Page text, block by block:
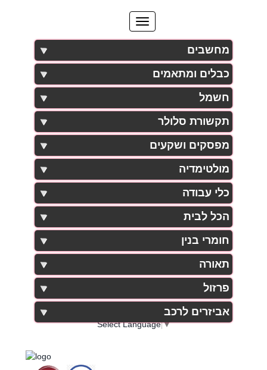
מחשבים
כבלים ומתאמים
חשמל
תקשורת סלולר
מפסקים ושקעים
מולטימדיה
כלי עבודה
הכל לבית
חומרי בנין
תאורה
פרזול
אביזרים לרכב
Select Language▼